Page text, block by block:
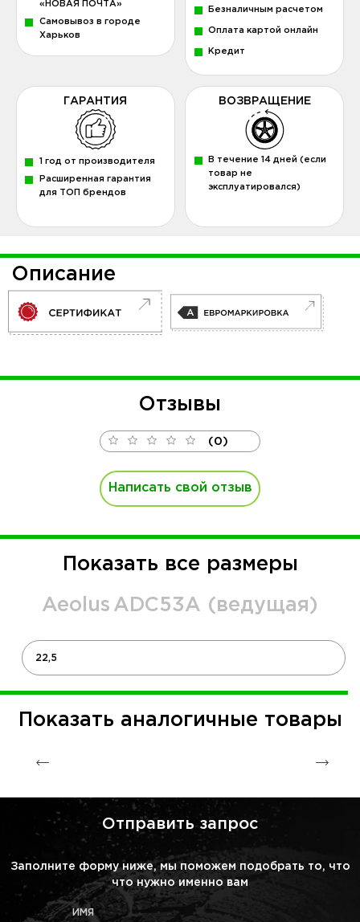
«НОВАЯ ПОЧТА»
Самовывоз в городе
Харьков
Безналичным расчетом
Оплата картой онлайн
Кредит
ГАРАНТИЯ
1 год от производителя
Расширенная гарантия
для ТОП брендов
ВОЗВРАЩЕНИЕ
В течение 14 дней (если
товар не
эксплуатировался)
Описание
Отзывы
(0)
Написать свой отзыв
Показать все размеры
Aeolus ADC53A (ведущая)
22,5
Показать аналогичные товары
Отправить запрос
Заполните форму ниже, мы поможем подобрать то, что
что нужно именно вам
ИМЯ